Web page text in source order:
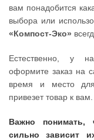
вам понадобится
выбора или
«Компост-Эко»
Естественно, у
оформите заказ на
время и место
привезет товар к вам.
Важно понимать,
сильно зависит